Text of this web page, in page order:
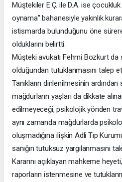
Müştekiler E.Ç. ile D.A. ise çocukluk
oynama" bahanesiyle yakınlık
istismarda bulunduğunu öne
olduklarını belirtti.
Müşteki avukatı Fehmi Bozkurt da
olduğundan tutuklanmasını talep
Tanıkların dinlenilmesinin
mağdurların yaşları da dikkate
edilmeyeceği, psikolojik yönden
aynı zamanda mağdurlarda
oluşmadığına ilişkin Adli Tıp
sanığın tutuksuz yargılanmasını
Kararını açıklayan mahkeme
raporların istenmesine ve